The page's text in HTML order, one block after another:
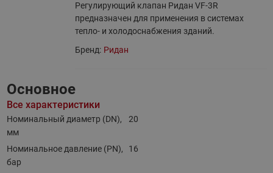
Регулирующий клапан Ридан VF-3R
предназначен для применения в системах
тепло- и холодоснабжения зданий.
Бренд: Ридан
Основное
Все характеристики
Номинальный диаметр (DN),
мм
20
Номинальное давление (PN),
бар
16